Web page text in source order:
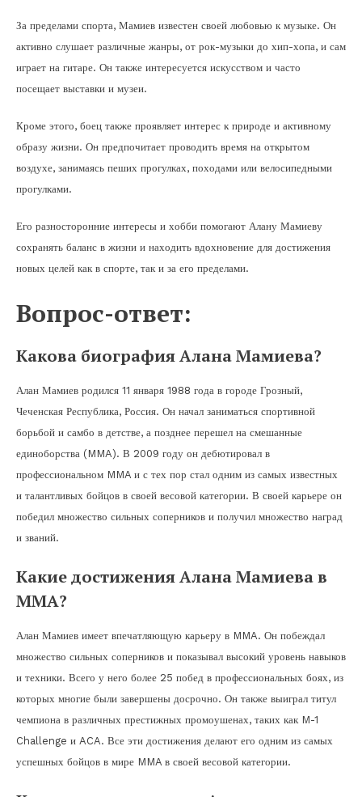
За пределами спорта, Мамиев известен своей любовью к музыке. Он
активно слушает различные жанры, от рок-музыки до хип-хопа, и сам
играет на гитаре. Он также интересуется искусством и часто
посещает выставки и музеи.
Кроме этого, боец также проявляет интерес к природе и активному
образу жизни. Он предпочитает проводить время на открытом
воздухе, занимаясь пеших прогулках, походами или велосипедными
прогулками.
Его разносторонние интересы и хобби помогают Алану Мамиеву
сохранять баланс в жизни и находить вдохновение для достижения
новых целей как в спорте, так и за его пределами.
Вопрос-ответ:
Какова биография Алана Мамиева?
Алан Мамиев родился 11 января 1988 года в городе Грозный,
Чеченская Республика, Россия. Он начал заниматься спортивной
борьбой и самбо в детстве, а позднее перешел на смешанные
единоборства (MMA). В 2009 году он дебютировал в
профессиональном MMA и с тех пор стал одним из самых известных
и талантливых бойцов в своей весовой категории. В своей карьере он
победил множество сильных соперников и получил множество наград
и званий.
Какие достижения Алана Мамиева в
MMA?
Алан Мамиев имеет впечатляющую карьеру в MMA. Он побеждал
множество сильных соперников и показывал высокий уровень навыков
и техники. Всего у него более 25 побед в профессиональных боях, из
которых многие были завершены досрочно. Он также выиграл титул
чемпиона в различных престижных промоушенах, таких как M-1
Challenge и ACA. Все эти достижения делают его одним из самых
успешных бойцов в мире MMA в своей весовой категории.